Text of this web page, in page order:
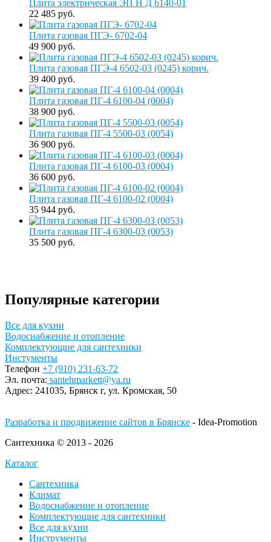
Плита электрическая ЭП Н Д 6140-01
22 485 руб.
Плита газовая ПГЭ- 6702-04
49 900 руб.
Плита газовая ПГЭ-4 6502-03 (0245) корич.
39 400 руб.
Плита газовая ПГ-4 6100-04 (0004)
38 900 руб.
Плита газовая ПГ-4 5500-03 (0054)
36 900 руб.
Плита газовая ПГ-4 6100-03 (0004)
36 600 руб.
Плита газовая ПГ-4 6100-02 (0004)
35 944 руб.
Плита газовая ПГ-4 6300-03 (0053)
35 500 руб.
Популярные категории
Все для кухни
Водоснабжение и отопление
Комплектующие для сантехники
Инстументы
Телефон +7 (910) 231-63-72
Эл. почта: santehmarkett@ya.ru
Адрес: 241035, Брянск г, ул. Кромская, 50
Разработка и продвижение сайтов в Брянске - Idea-Promotion
Сантехника © 2013 - 2026
Каталог
Сантехника
Климат
Водоснабжение и отопление
Комплектующие для сантехники
Все для кухни
Инструменты